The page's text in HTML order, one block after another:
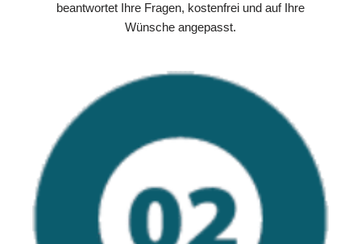
beantwortet Ihre Fragen, kostenfrei und auf Ihre
Wünsche angepasst.